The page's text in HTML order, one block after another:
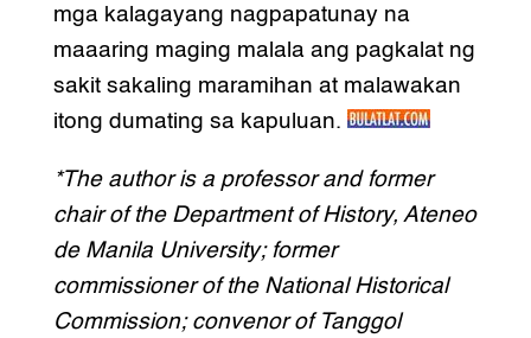
mga kalagayang nagpapatunay na
maaaring maging malala ang pagkalat ng
sakit sakaling maramihan at malawakan
itong dumating sa kapuluan.
*The author is a professor and former
chair of the Department of History, Ateneo
de Manila University; former
commissioner of the National Historical
Commission; convenor of Tanggol